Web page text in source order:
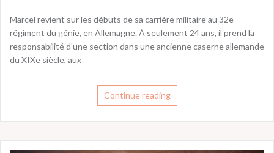
Marcel revient sur les débuts de sa carrière militaire au 32e
régiment du génie, en Allemagne. À seulement 24 ans, il prend la
responsabilité d’une section dans une ancienne caserne allemande
du XIXe siècle, aux
Continue reading